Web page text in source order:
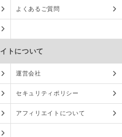
よくあるご質問
トについて
運営会社
セキュリティポリシー
アフィリエイトについて